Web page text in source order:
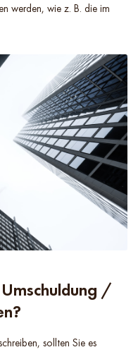
werden, wie z. B. die im
/
sollten Sie es